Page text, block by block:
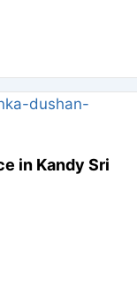
in Kandy Sri